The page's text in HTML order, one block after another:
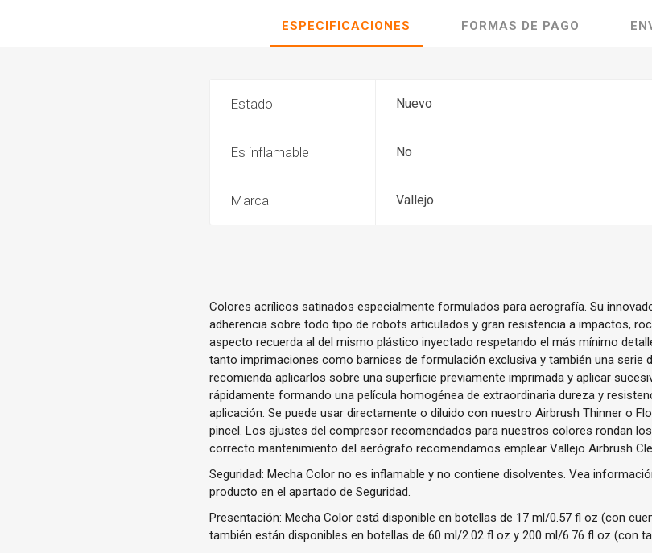
ESPECIFICACIONES FORMAS DE PAGO
Estado Nuevo
Es inflamable No
Marca Vallejo
Colores acrílicos satinados especialmente formulados para aerografía. Su
adherencia sobre todo tipo de robots articulados y gran resistencia a impactos,
aspecto recuerda al del mismo plástico inyectado respetando el más mínimo
tanto imprimaciones como barnices de formulación exclusiva y también una serie
recomienda aplicarlos sobre una superficie previamente imprimada y aplicar
rápidamente formando una película homogénea de extraordinaria dureza y
aplicación. Se puede usar directamente o diluido con nuestro Airbrush Thinner o
pincel. Los ajustes del compresor recomendados para nuestros colores rondan los
correcto mantenimiento del aerógrafo recomendamos emplear Vallejo Airbrush
Seguridad: Mecha Color no es inflamable y no contiene disolventes. Vea
producto en el apartado de Seguridad.
Presentación: Mecha Color está disponible en botellas de 17 ml/0.57 fl oz (con
también están disponibles en botellas de 60 ml/2.02 fl oz y 200 ml/6.76 fl oz (con